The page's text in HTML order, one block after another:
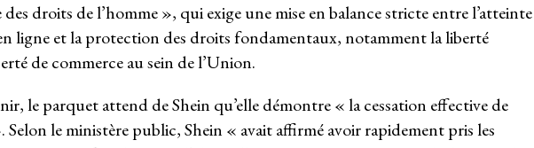
droits de l’homme », qui exige une mise en balance stricte entre l’atteinte
ligne et la protection des droits fondamentaux, notamment la liberté
de commerce au sein de l’Union.
le parquet attend de Shein qu’elle démontre « la cessation effective de
le ministère public, Shein « avait affirmé avoir rapidement pris les